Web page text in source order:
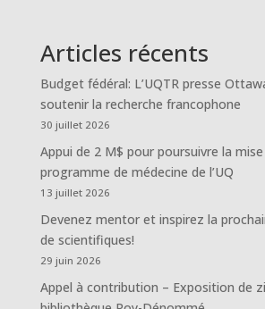
Articles récents
Budget fédéral: L’UQTR presse
soutenir la recherche francophone
30 juillet 2026
Appui de 2 M$ pour poursuivre la
programme de médecine de l’UQ
13 juillet 2026
Devenez mentor et inspirez la
de scientifiques!
29 juin 2026
Appel à contribution – Exposition de